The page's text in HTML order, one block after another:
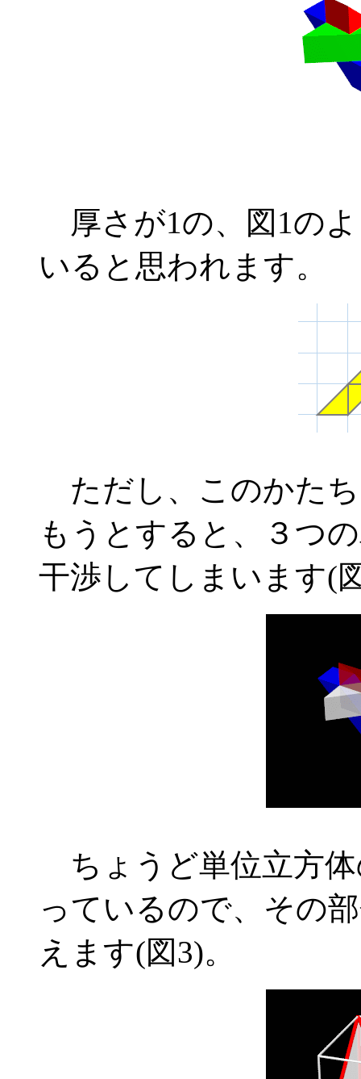
厚さが1の、図1の
いると思われます。
ただし、このかた
もうとすると、３つ
干渉してしまいます(
ちょうど単位立方
っているので、その
えます(図3)。